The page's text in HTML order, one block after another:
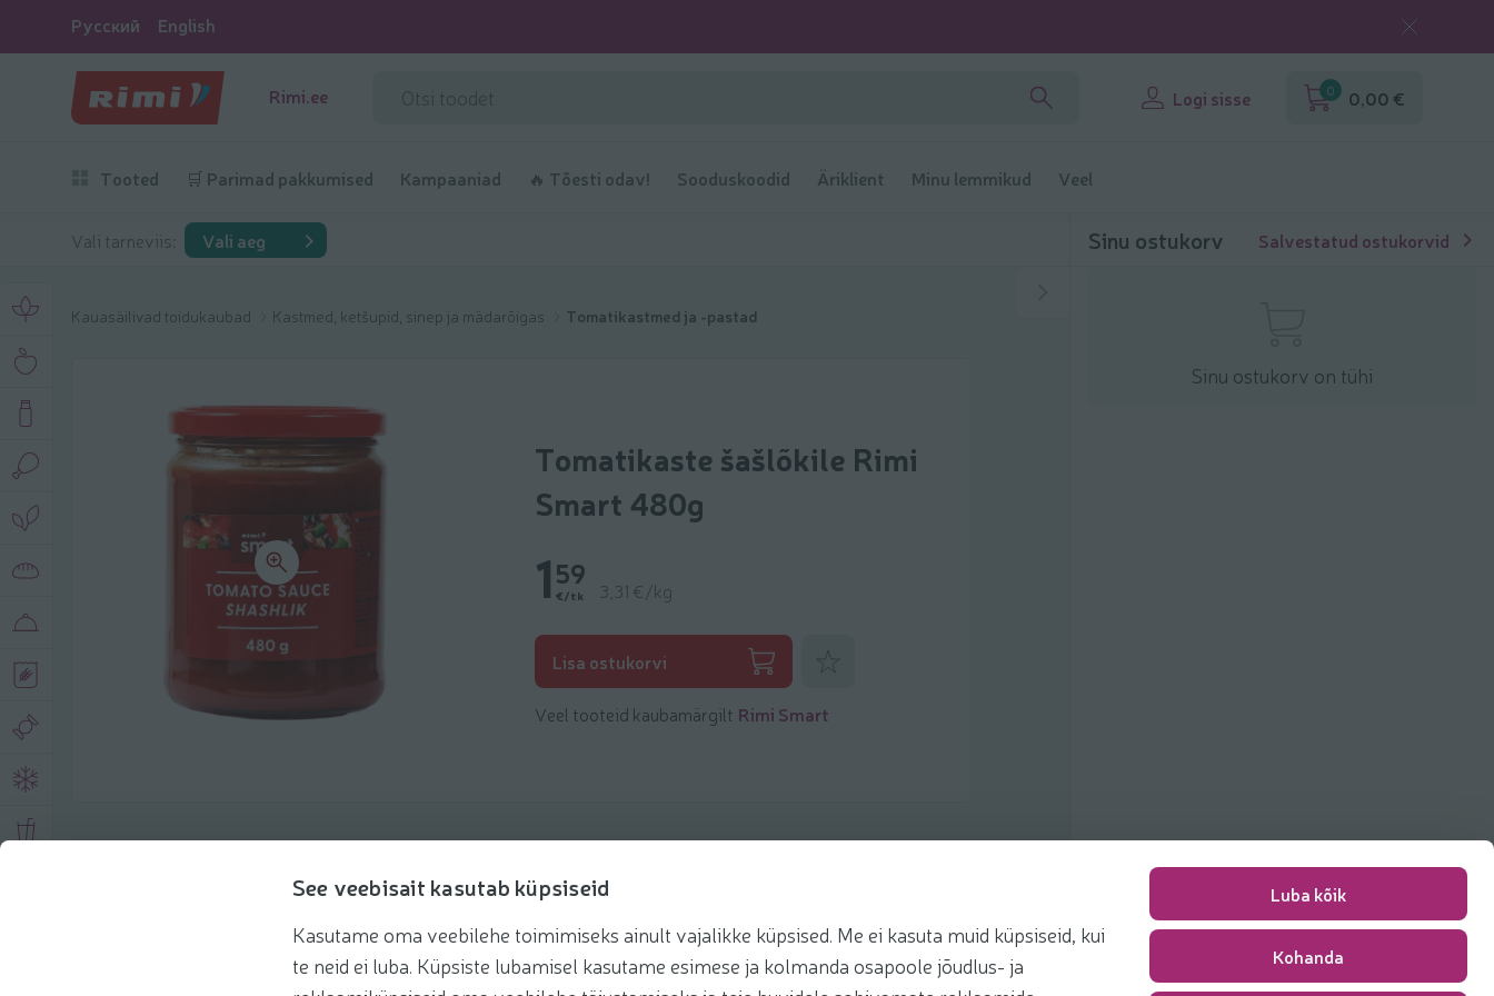
See veebisait kasutab küpsiseid
Kasutame oma veebilehe toimimiseks ainult vajalikke küpsised. Me ei kasuta muid küpsiseid, kui
te neid ei luba. Küpsiste lubamisel kasutame esimese ja kolmanda osapoole jõudlus- ja
Luba kõik
Kohanda
Русский English
Rimi.ee Logi sisse 0 0,00 €
Tooted 🛒 Parimad pakkumised Kampaaniad 🔥 Tõesti odav! Sooduskoodid Äriklient Minu lemmikud Veel
Vali tarneviis: Vali aeg
Kauasäilivad toidukaubad Kastmed, ketšupid, sinep ja mädarõigas Tomatikastmed ja -pastad
Tomatikaste šašlõkile Rimi
Smart 480g
159
€/tk 3,31 €/kg
Lisa ostukorvi
Veel tooteid kaubamärgilt Rimi Smart
Soovitatud tooted Kasuta retseptis
Sinu ostukorv Salvestatud ostukorvid
Sinu ostukorv on tühi